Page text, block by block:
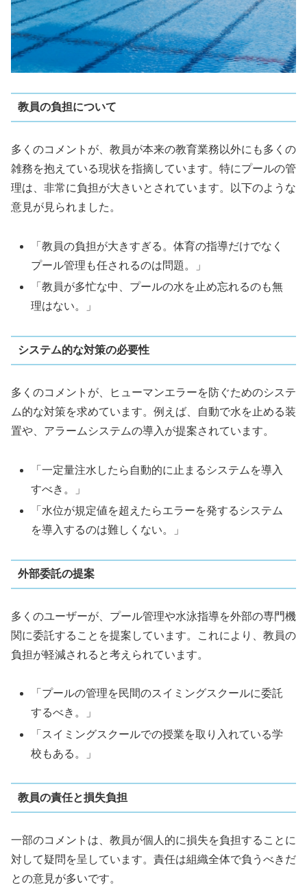
教員の負担について
多くのコメントが、教員が本来の教育業務以外にも多くの
雑務を抱えている現状を指摘しています。特にプールの管
理は、非常に負担が大きいとされています。以下のような
意見が見られました。
「教員の負担が大きすぎる。体育の指導だけでなく
プール管理も任されるのは問題。」
「教員が多忙な中、プールの水を止め忘れるのも無
理はない。」
システム的な対策の必要性
多くのコメントが、ヒューマンエラーを防ぐためのシステ
ム的な対策を求めています。例えば、自動で水を止める装
置や、アラームシステムの導入が提案されています。
「一定量注水したら自動的に止まるシステムを導入
すべき。」
「水位が規定値を超えたらエラーを発するシステム
を導入するのは難しくない。」
外部委託の提案
多くのユーザーが、プール管理や水泳指導を外部の専門機
関に委託することを提案しています。これにより、教員の
負担が軽減されると考えられています。
「プールの管理を民間のスイミングスクールに委託
するべき。」
「スイミングスクールでの授業を取り入れている学
校もある。」
教員の責任と損失負担
一部のコメントは、教員が個人的に損失を負担することに
対して疑問を呈しています。責任は組織全体で負うべきだ
との意見が多いです。